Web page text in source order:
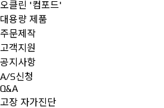
오클린 '컴포드'
대용량 제품
주문제작
고객지원
공지사항
A/S신청
Q&A
고장 자가진단